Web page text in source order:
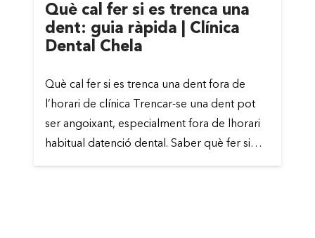
Què cal fer si es trenca una
dent: guia ràpida | Clínica
Dental Chela
Què cal fer si es trenca una dent fora de
l’horari de clínica Trencar-se una dent pot
ser angoixant, especialment fora de lhorari
habitual datenció dental. Saber què fer si…